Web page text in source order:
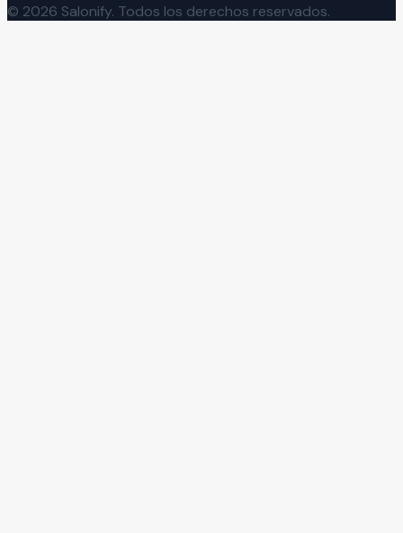
© 2026 Salonify. Todos los derechos reservados.